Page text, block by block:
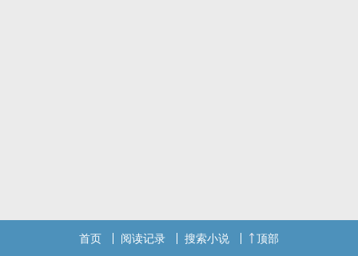
首页 阅读记录 搜索小说 顶部